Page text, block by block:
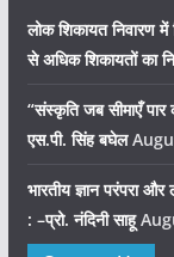
लोक शिकायत निवारण में
से अधिक शिकायतों का
“संस्कृति जब सीमाएँ
एस.पी. सिंह बघेल
भारतीय ज्ञान परंपरा
: –प्रो. नंदिनी साहू